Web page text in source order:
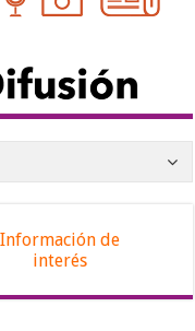
Información de
interés